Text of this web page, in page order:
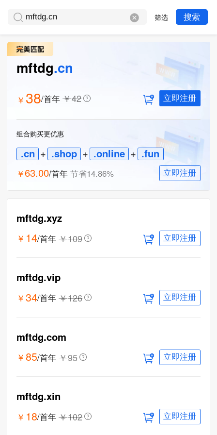
筛选 搜索
mftdg.cn
￥ 38/首年 ￥42 立即注册
组合购买更优惠
.cn + .shop + .online + .fun
￥63.00/首年 节省14.86% 立即注册
mftdg.xyz
￥ 14/首年 ￥109 立即注册
mftdg.vip
￥ 34/首年 ￥126 立即注册
mftdg.com
￥ 85/首年 ￥95 立即注册
mftdg.xin
￥ 18/首年 ￥102 立即注册